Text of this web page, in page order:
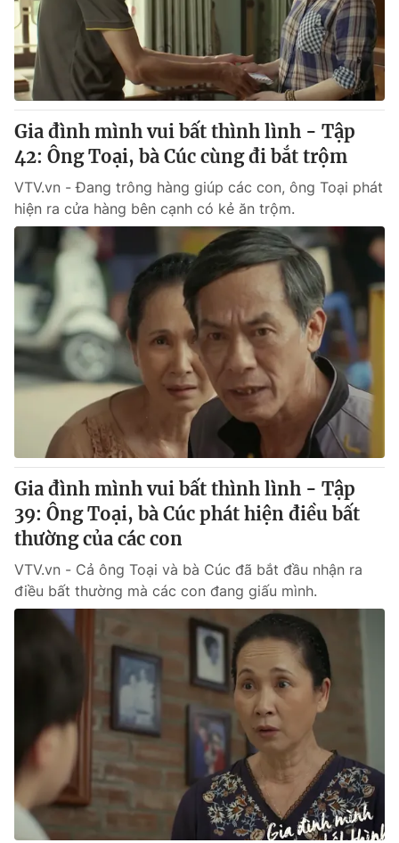
Gia đình mình vui bất thình lình - Tập
42: Ông Toại, bà Cúc cùng đi bắt trộm
VTV.vn - Đang trông hàng giúp các con, ông Toại phát
hiện ra cửa hàng bên cạnh có kẻ ăn trộm.
Gia đình mình vui bất thình lình - Tập
39: Ông Toại, bà Cúc phát hiện điều bất
thường của các con
VTV.vn - Cả ông Toại và bà Cúc đã bắt đầu nhận ra
điều bất thường mà các con đang giấu mình.